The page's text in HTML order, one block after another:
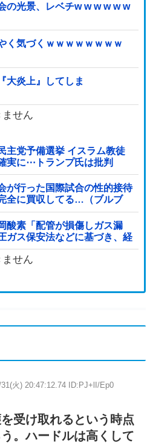
の光景、レベチw w w w w w
く気づくｗｗｗｗｗｗｗｗ
大炎上』してしま
せん
主党予備選挙 イスラム教徒
実に⋯トランプ氏は批判
が行った国際試合の性的接待
全に買収してる…（ブルブ
酸素「配管が損傷しガス漏
ガス保安法などに基づき、経
せん
31(火) 20:47:12.74 ID:PJ+lI/Ep0
受け取れるという時点
。ハードルは高くして